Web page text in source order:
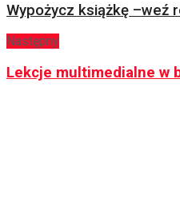
Wypożycz książkę –weź
Następny
Lekcje multimedialne w